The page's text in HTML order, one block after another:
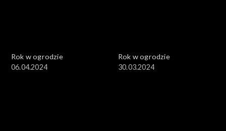
Rok w ogrodzie
06.04.2024
Rok w ogrodzie
30.03.2024